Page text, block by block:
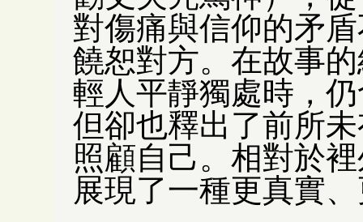
對傷痛與信仰的矛
饒恕對方。在故事
輕人平靜獨處時，
但卻也釋出了前所
照顧自己。相對於
展現了一種更真實